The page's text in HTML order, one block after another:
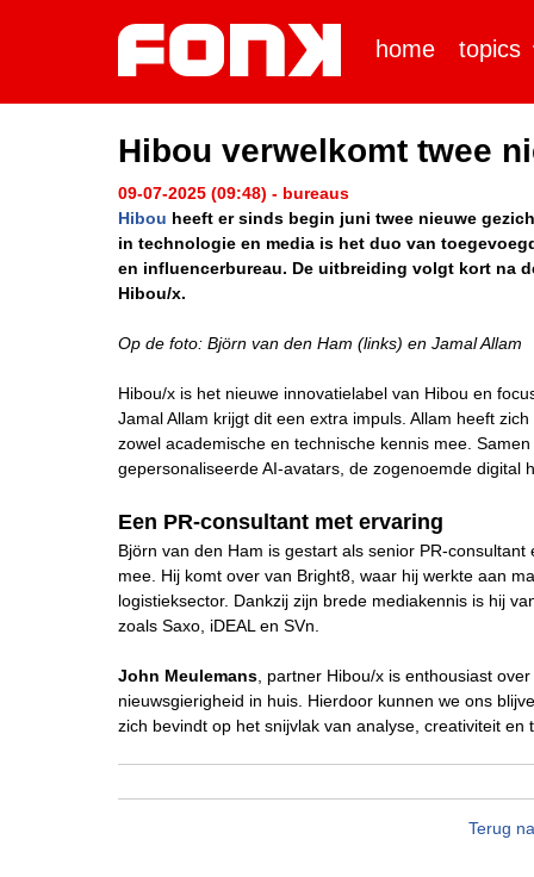
home topics
Hibou verwelkomt twee
09-07-2025 (09:48) - bureaus
Hibou heeft er sinds begin juni twee nieuwe
in technologie en media is het duo van
en influencerbureau. De uitbreiding volgt kort na
Hibou/x.
Op de foto: Björn van den Ham (links) en Jamal Allam
Hibou/x is het nieuwe innovatielabel van Hibou en
Jamal Allam krijgt dit een extra impuls. Allam heeft
zowel academische en technische kennis mee.
gepersonaliseerde AI-avatars, de zogenoemde digital
Een PR-consultant met ervaring
Björn van den Ham is gestart als senior PR-
mee. Hij komt over van Bright8, waar hij werkte aan
logistieksector. Dankzij zijn brede mediakennis is hij
zoals Saxo, iDEAL en SVn.
John Meulemans , partner Hibou/x is enthousiast
nieuwsgierigheid in huis. Hierdoor kunnen we ons
zich bevindt op het snijvlak van analyse, creativiteit en
Terug